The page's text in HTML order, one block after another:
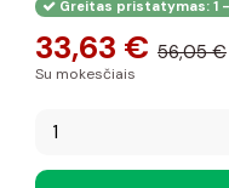
Greitas pristatymas: 1
33,63 € 56,05 €
Su mokesčiais